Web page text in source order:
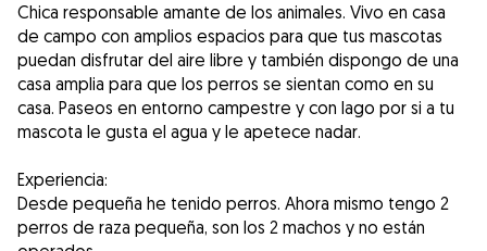
Chica responsable amante de los animales. Vivo en casa
de campo con amplios espacios para que tus mascotas
puedan disfrutar del aire libre y también dispongo de una
casa amplia para que los perros se sientan como en su
casa. Paseos en entorno campestre y con lago por si a tu
mascota le gusta el agua y le apetece nadar.
Experiencia:
Desde pequeña he tenido perros. Ahora mismo tengo 2
perros de raza pequeña, son los 2 machos y no están